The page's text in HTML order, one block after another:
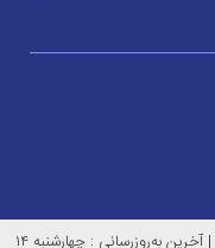
| آخرین به‌روزرسانی : چهارشنبه ۱۴